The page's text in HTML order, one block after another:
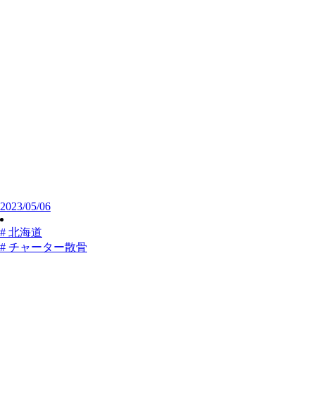
2023/05/06
# 北海道
# チャーター散骨